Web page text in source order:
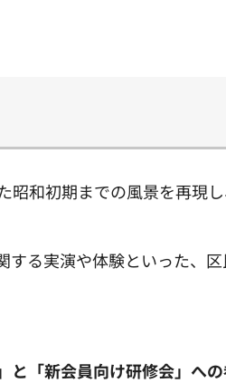
和初期までの風景を再現
る実演や体験といった、
「新会員向け研修会」への